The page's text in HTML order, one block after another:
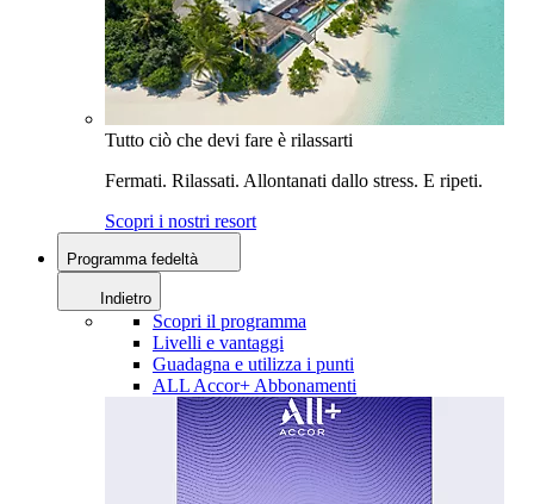
Tutto ciò che devi fare è rilassarti
Fermati. Rilassati. Allontanati dallo stress. E ripeti.
Scopri i nostri resort
Programma fedeltà
Indietro
Scopri il programma
Livelli e vantaggi
Guadagna e utilizza i punti
ALL Accor+ Abbonamenti